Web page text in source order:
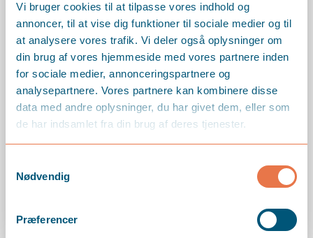
Vi bruger cookies til at tilpasse vores indhold og
annoncer, til at vise dig funktioner til sociale medier og til
at analysere vores trafik. Vi deler også oplysninger om
din brug af vores hjemmeside med vores partnere inden
for sociale medier, annonceringspartnere og
analysepartnere. Vores partnere kan kombinere disse
data med andre oplysninger, du har givet dem, eller som
de har indsamlet fra din brug af deres tjenester.
Nødvendig
Præferencer
maj 12, 2026